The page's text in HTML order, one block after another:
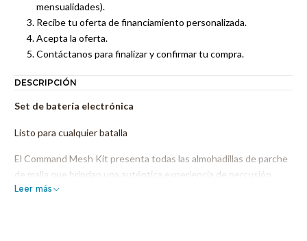
mensualidades).
Recibe tu oferta de financiamiento personalizada.
Acepta la oferta.
Contáctanos para finalizar y confirmar tu compra.
DESCRIPCIÓN
Set de batería electrónica
Listo para cualquier batalla
El Command Mesh Kit presenta todas las almohadillas de parche
de malla que brindan una auténtica experiencia de percusión.
Este kit incluye una patada de malla de 8" con pedal, una caja de
Leer más